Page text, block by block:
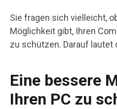
Sie fragen sich vielleicht,
Möglichkeit gibt, Ihren
zu schützen. Darauf lautet
Eine bessere
Ihren PC zu